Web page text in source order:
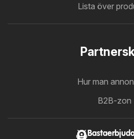
Lista över
Hur man
B2B-zon